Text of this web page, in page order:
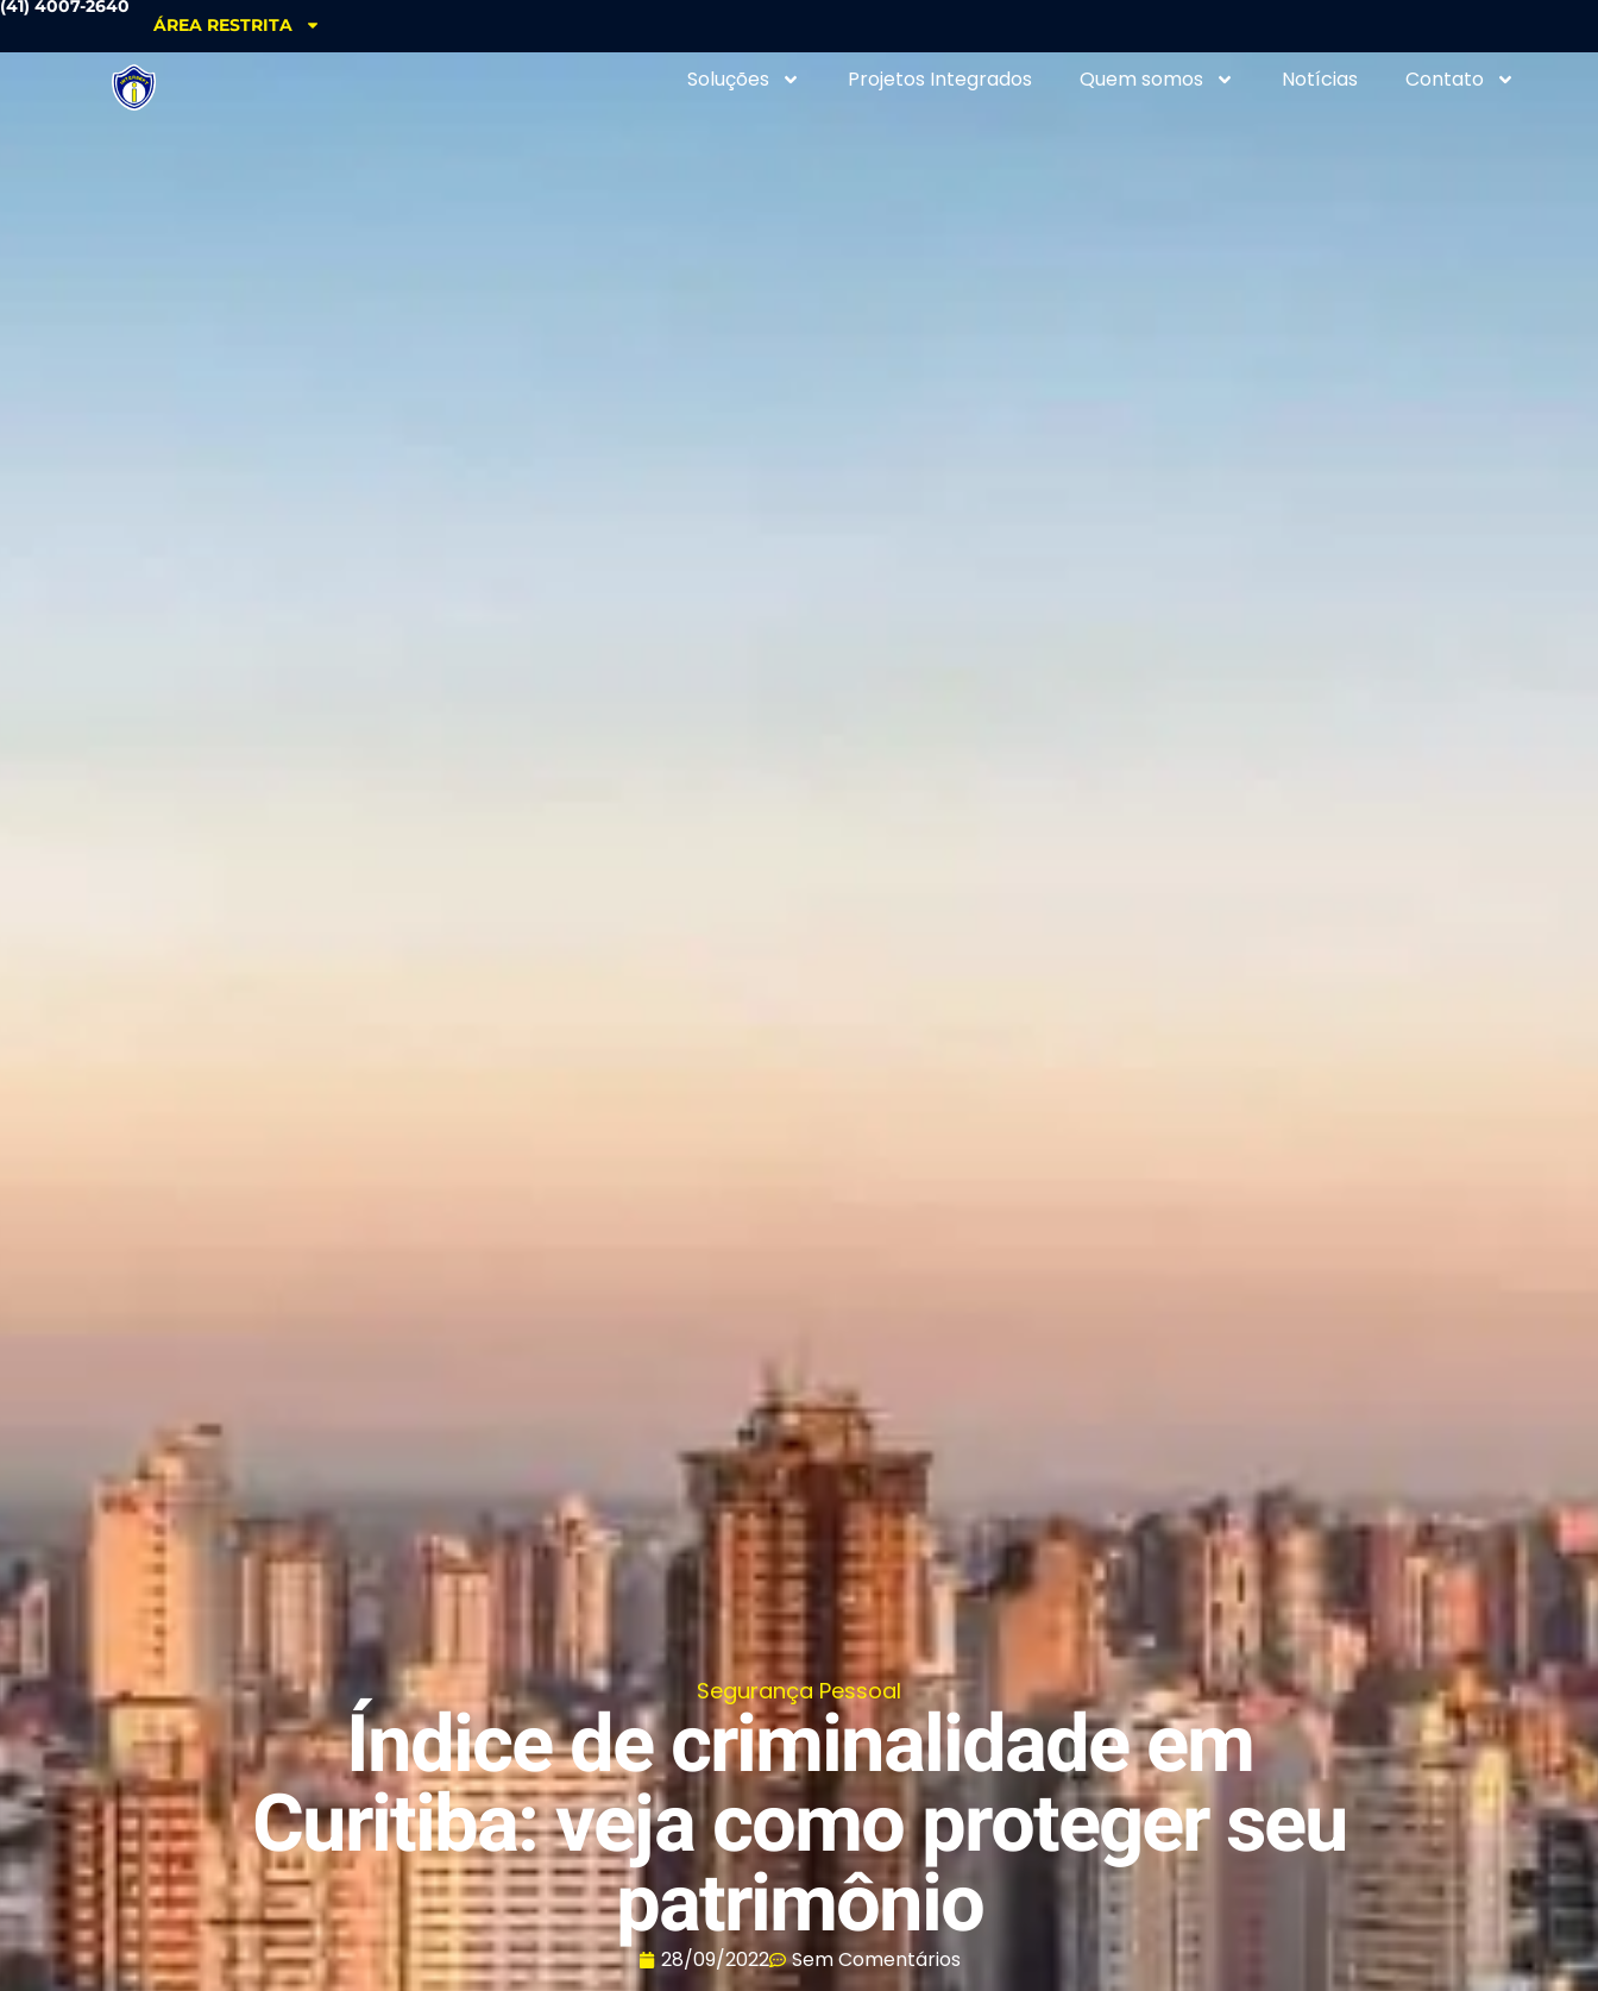
(41) 4007-2640
ÁREA RESTRITA
Soluções Projetos Integrados Quem somos Notícias Contato
Segurança Pessoal
Índice de criminalidade em
Curitiba: veja como proteger seu
patrimônio
28/09/2022 Sem Comentários